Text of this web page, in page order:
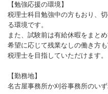
【勉強応援の環境】
税理士科目勉強中の方もおり、
る環境です。
また、試験前は有給休暇をまと
希望に応じて残業なしの働き方
税理士を目指していただけます。
【勤務地】
名古屋事務所か刈谷事務所のい